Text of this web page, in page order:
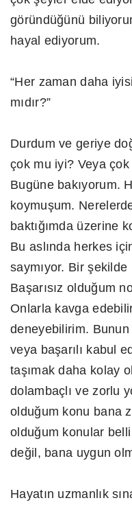
göründüğünü
hayal ediyorum.
“Her zaman daha
mıdır?”
Durdum ve geriye
çok mu iyi? Veya
Bugüne bakıyorum.
koymuşum.
baktığımda üzerine
Bu aslında herkes
saymıyor. Bir
Başarısız olduğum
Onlarla kavga
deneyebilirim.
veya başarılı kabul
taşımak daha kolay
dolambaçlı ve zorlu
olduğum konu bana
olduğum konular
değil, bana uygun
Hayatın uzmanlık